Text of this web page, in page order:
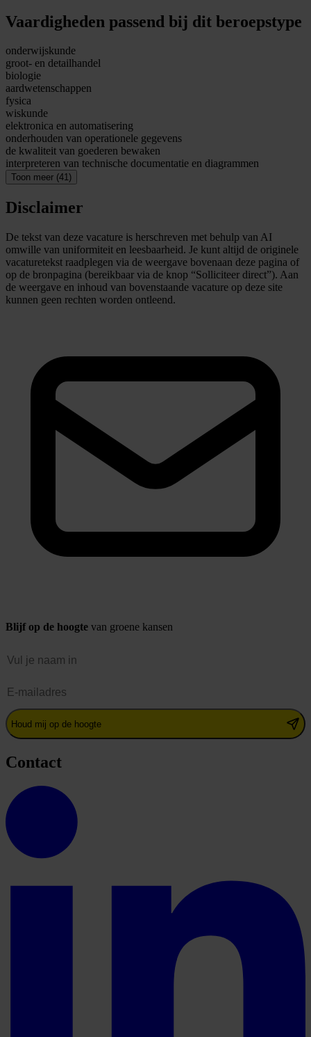
Vaardigheden passend bij dit beroepstype
onderwijskunde
groot- en detailhandel
biologie
aardwetenschappen
fysica
wiskunde
elektronica en automatisering
onderhouden van operationele gegevens
de kwaliteit van goederen bewaken
interpreteren van technische documentatie en diagrammen
Toon meer (41)
Disclaimer
De tekst van deze vacature is herschreven met behulp van AI
omwille van uniformiteit en leesbaarheid. Je kunt altijd de originele
vacaturetekst raadplegen via de weergave bovenaan deze pagina of
op de bronpagina (bereikbaar via de knop “Solliciteer direct”). Aan
de weergave en inhoud van bovenstaande vacature op deze site
kunnen geen rechten worden ontleend.
Blijf op de hoogte van groene kansen
Houd mij op de hoogte
Contact